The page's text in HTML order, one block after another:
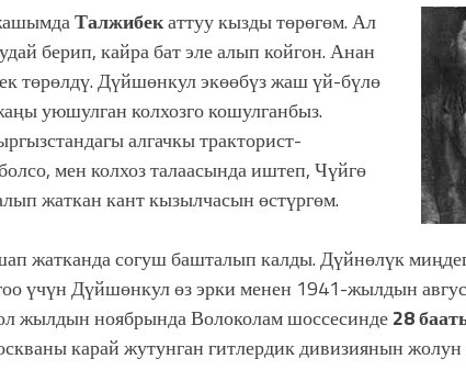
Талжибекаттуу кызды төрөгөм. Ал
берип, кайра бат эле алып койгон. Анан
төрөлдү. Дүйшөнкул экөөбүз жаш үй-бүлө
уюшулган колхозго кошулганбыз.
алгачкы тракторист-
мен колхоз талаасында иштеп, Чүйгө
жаткан кант кызылчасын өстүргөм.
жатканда согуш башталып калды. Дүйнөлүк
үчүн Дүйшөнкул өз эрки менен 1941-жылдын
жылдын ноябрында Волоколам шоссесинде28
карай жутунган гитлердик дивизиянын